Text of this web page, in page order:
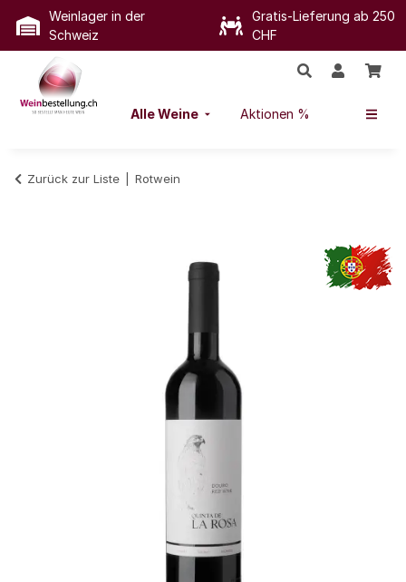
Weinlager in der
Schweiz
Gratis-Lieferung ab 250
CHF
Alle Weine Aktionen %
Zurück zur Liste Rotwein